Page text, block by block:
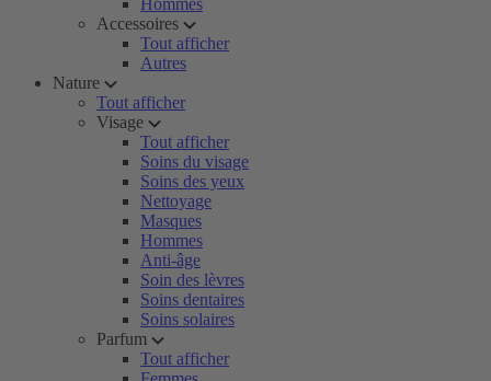
Hommes
Accessoires
Tout afficher
Autres
Nature
Tout afficher
Visage
Tout afficher
Soins du visage
Soins des yeux
Nettoyage
Masques
Hommes
Anti-âge
Soin des lèvres
Soins dentaires
Soins solaires
Parfum
Tout afficher